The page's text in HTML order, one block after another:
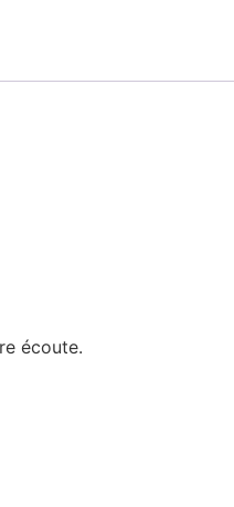
écoute.